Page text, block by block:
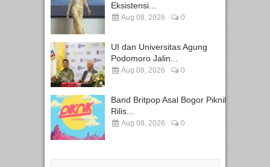
Eksistensi...
Aug 08, 2026 0
UI dan Universitas Agung
Podomoro Jalin...
Aug 08, 2026 0
Band Britpop Asal Bogor Piknik
Rilis...
Aug 08, 2026 0